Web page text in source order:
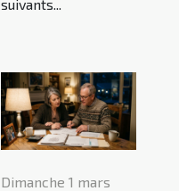
suivants...
Dimanche 1 mars